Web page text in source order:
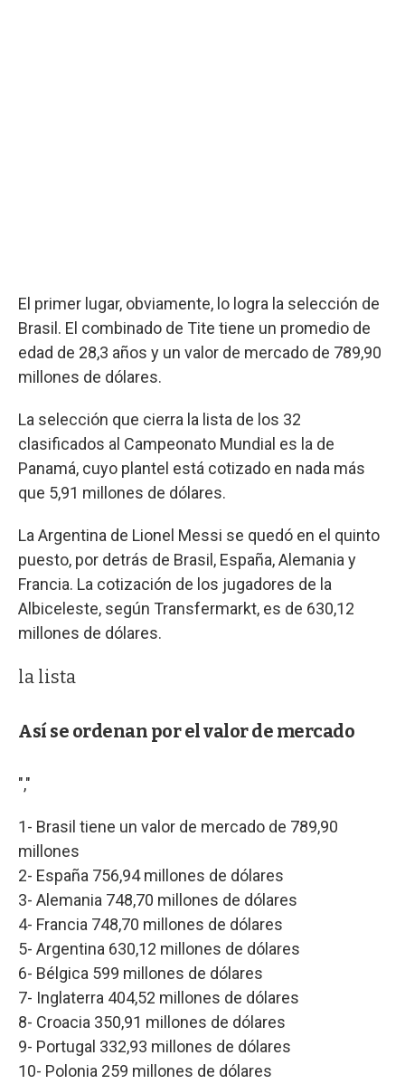
El primer lugar, obviamente, lo logra la selección de
Brasil. El combinado de Tite tiene un promedio de
edad de 28,3 años y un valor de mercado de 789,90
millones de dólares.
La selección que cierra la lista de los 32
clasificados al Campeonato Mundial es la de
Panamá, cuyo plantel está cotizado en nada más
que 5,91 millones de dólares.
La Argentina de Lionel Messi se quedó en el quinto
puesto, por detrás de Brasil, España, Alemania y
Francia. La cotización de los jugadores de la
Albiceleste, según Transfermarkt, es de 630,12
millones de dólares.
la lista
Así se ordenan por el valor de mercado
","
1- Brasil tiene un valor de mercado de 789,90
millones
2- España 756,94 millones de dólares
3- Alemania 748,70 millones de dólares
4- Francia 748,70 millones de dólares
5- Argentina 630,12 millones de dólares
6- Bélgica 599 millones de dólares
7- Inglaterra 404,52 millones de dólares
8- Croacia 350,91 millones de dólares
9- Portugal 332,93 millones de dólares
10- Polonia 259 millones de dólares